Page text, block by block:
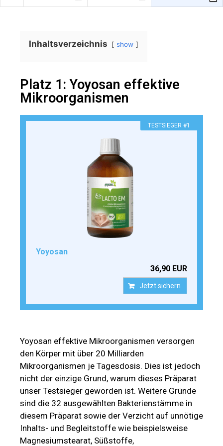
Inhaltsverzeichnis show
Platz 1: Yoyosan effektive
Mikroorganismen
TESTSIEGER #1
Yoyosan
36,90 EUR
Jetzt sichern
Yoyosan effektive Mikroorganismen versorgen
den Körper mit über 20 Milliarden
Mikroorganismen je Tagesdosis. Dies ist jedoch
nicht der einzige Grund, warum dieses Präparat
unser Testsieger geworden ist. Weitere Gründe
sind die 32 ausgewählten Bakterienstämme in
diesem Präparat sowie der Verzicht auf unnötige
Inhalts- und Begleitstoffe wie beispielsweise
Magnesiumstearat, Süßstoffe,